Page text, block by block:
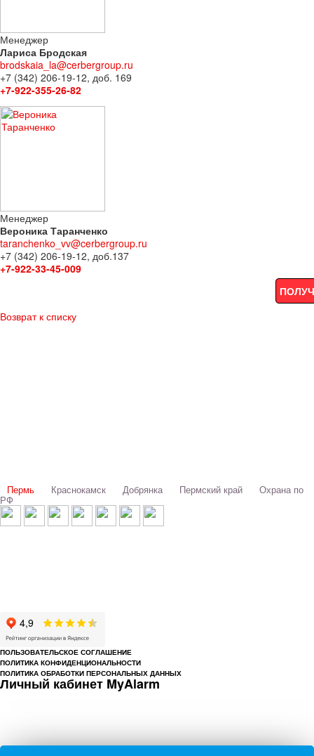
Менеджер
Лариса Бродская
brodskaia_la@cerbergroup.ru
+7 (342) 206-19-12, доб. 169
+7-922-355-26-82
Менеджер
Вероника Таранченко
taranchenko_vv@cerbergroup.ru
+7 (342) 206-19-12, доб.137
+7-922-33-45-009
Возврат к списку
Пермь Краснокамск Добрянка Пермский край Охрана по
РФ
ПОЛЬЗОВАТЕЛЬСКОЕ СОГЛАШЕНИЕ
ПОЛИТИКА КОНФИДЕНЦИОНАЛЬНОСТИ
ПОЛИТИКА ОБРАБОТКИ ПЕРСОНАЛЬНЫХ ДАННЫХ
Личный кабинет MyAlarm